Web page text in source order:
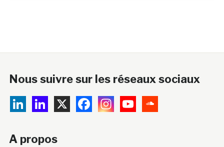
Nous suivre sur les réseaux sociaux
A propos